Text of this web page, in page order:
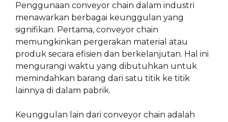
Penggunaan conveyor chain dalam industri
menawarkan berbagai keunggulan yang
signifikan. Pertama, conveyor chain
memungkinkan pergerakan material atau
produk secara efisien dan berkelanjutan. Hal ini
mengurangi waktu yang dibutuhkan untuk
memindahkan barang dari satu titik ke titik
lainnya di dalam pabrik.
Keunggulan lain dari conveyor chain adalah